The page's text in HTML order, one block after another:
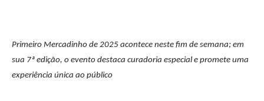
Primeiro Mercadinho de 2025 acontece neste fim de semana; em
sua 7ª edição, o evento destaca curadoria especial e promete uma
experiência única ao público